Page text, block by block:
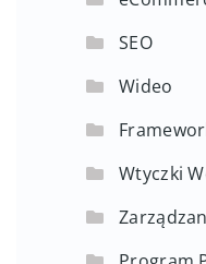
SEO
Wideo
Wtyczki